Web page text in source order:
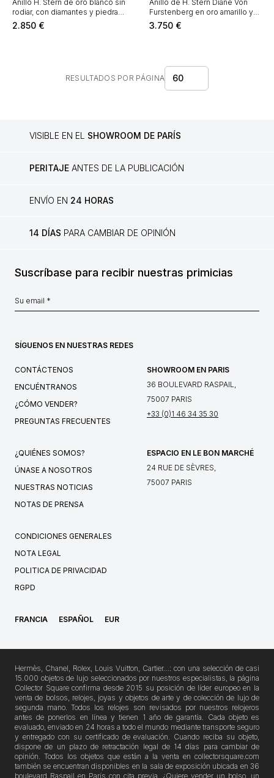
Anillo H. Stern de oro blanco sin
rodiar, con diamantes y piedras
piedras finas
2.850 €
Anillo de H. Stern Diane Von
Furstenberg en oro amarillo y
cuarzo rosa
3.750 €
RESULTADOS POR PÁGINA 60
VISIBLE EN EL SHOWROOM DE PARÍS
PERITAJE ANTES DE LA PUBLICACIÓN
ENVÍO EN 24 HORAS
14 DÍAS PARA CAMBIAR DE OPINIÓN
Suscríbase para recibir nuestras primicias
SÍGUENOS EN NUESTRAS REDES
CONTÁCTENOS
ENCUÉNTRANOS
¿CÓMO VENDER?
PREGUNTAS FRECUENTES
SHOWROOM EN PARIS
36 BOULEVARD RASPAIL,
75007 PARIS
+33 (0)1 46 34 35 30
¿QUIÉNES SOMOS?
ÚNASE A NOSOTROS
NUESTRAS NOTICIAS
NOTAS DE PRENSA
ESPACIO EN LE BON MARCHÉ
24 RUE DE SÈVRES,
75007 PARIS
CONDICIONES GENERALES
NOTA LEGAL
POLITICA DE PRIVACIDAD
RGPD
FRANCIA ESPAÑOL EUR
Hermès, Chanel, Rolex, Louis Vuitton, Cartier…: con una selección de casi
15.000 objetos de lujo seleccionados por nuestros especialistas, la página
Collector Square confirma desde 2015 su posición de líder europeo en la
venta de bolsos, relojes, joyas y objetos de arte y de colección de lujo de
segunda mano. Todos los relojes son revisados por nuestros relojeros
antes de ponerlos en línea y tienen 1 año de garantía. Cada objeto es
evaluado, enviado en 24 horas a todo el mundo mediante transporte seguro
y entregado con su certificado de evaluación. Cuando reciba su objeto,
dispone de un plazo de retractación legal de 14 días para cambiar de
opinión. Todos los objetos que están a la venta en collectorsquare.com
también se encuentran disponibles en la sala de exposición ubicada en 36
boulevard Raspail en París con cita previa. ¿Quiere vender un bolso, un